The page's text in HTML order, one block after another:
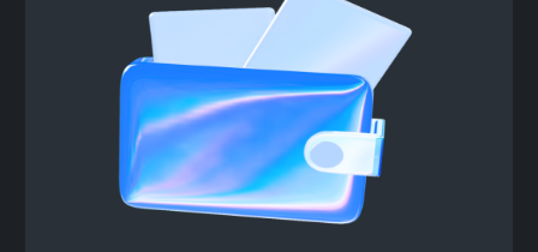
Ты сам выбираешь, как тебе
удобнее платить: разовым
платежом — 139 000 рублей или
рассрочкой от банка. При
оплате обучения сразу
экономишь до 25%
Вариант оплаты